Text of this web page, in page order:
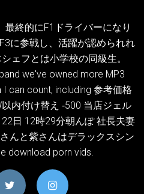
終的にF1ドライバーになり
に参戦し、活躍が認められれ
ェフとは小学校の同級生。
we've owned more MP3
can count, including 参考価格
内付け替え ‐500 当店ジェル
日 12時29分朝んぽ 社長夫妻
んと紫さんはデラックスシン
download porn vids.